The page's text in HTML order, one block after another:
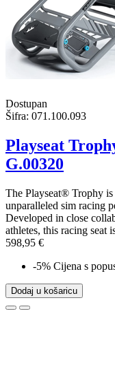
Dostupan
Šifra: 071.100.093
Playseat
G.00320
The Playseat® Trophy is
unparalleled sim racing
Developed in close
athletes, this racing seat
598,95 €
-5% Cijena s
Dodaj u košaricu